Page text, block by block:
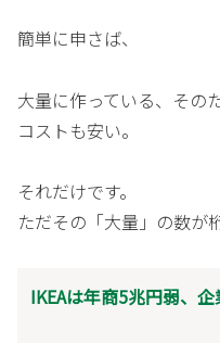
簡単に申さば、
大量に作っている、その
コストも安い。
それだけです。
ただその「大量」の数が
IKEAは年商5兆円弱、